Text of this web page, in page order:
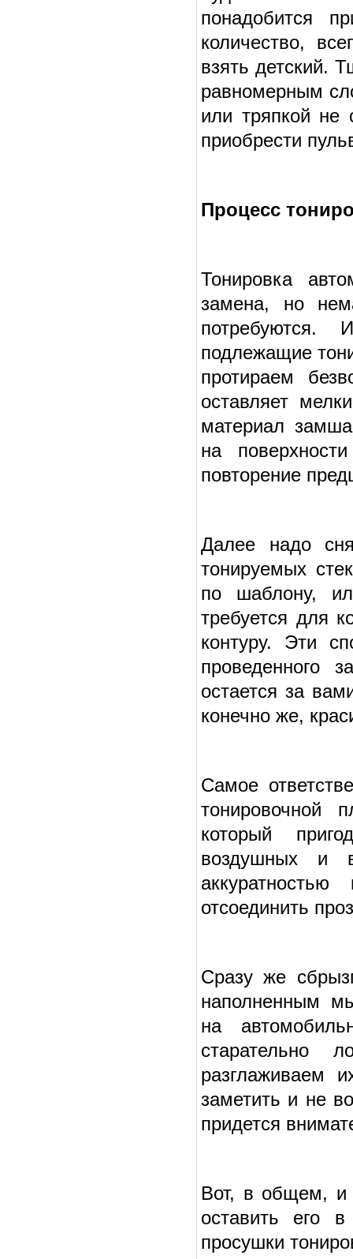
понадобится
количество,
взять детский.
равномерным
или тряпкой не
приобрести
Процесс
Тонировка
замена, но
потребуются.
подлежащие
протираем
оставляет
материал
на
повторение
Далее надо
тонируемых
по шаблону,
требуется для
контуру. Эти
проведенного
остается за
конечно же,
Самое
тонировочной
который
воздушных и
отсоединить
Сразу же
наполненным
на
старательно
разглаживаем
заметить и не
придется
Вот, в общем, и
оставить его
просушки